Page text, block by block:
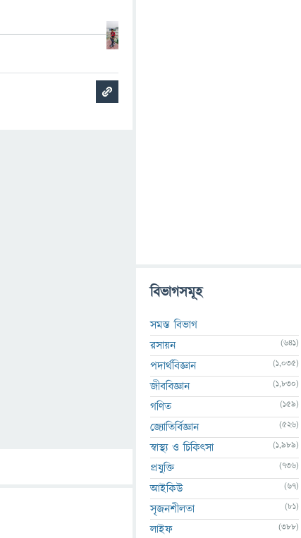
বিভাগসমূহ
সমস্ত বিভাগ
রসায়ন
(641)
পদার্থবিজ্ঞান (1,035)
জীববিজ্ঞান (1,830)
গণিত (159)
জ্যোতির্বিজ্ঞান (526)
স্বাস্থ্য ও চিকিৎসা (1,989)
প্রযুক্তি (736)
আইকিউ (67)
সৃজনশীলতা (81)
লাইফ (388)